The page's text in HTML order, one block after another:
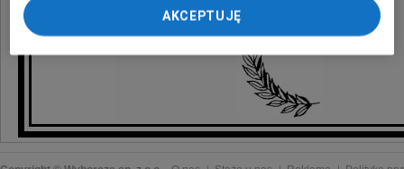
chwili zmienić swoje preferencje dot. plików cookie,
ponownie wywołując narzędzie do zarządzania Twoimi
odnośnik „Ustawienia prywatności” w stopce serwisu i
przechodząc do sekcji „Ustawienia zaawansowane”.
Zmiana ustawień plików cookie możliwa jest także za
AKCEPTUJĘ